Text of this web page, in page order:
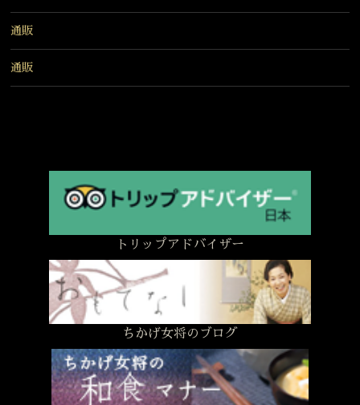
通販
通販
トリップアドバイザー
ちかげ女将のブログ